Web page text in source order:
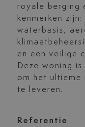
royale berging
kenmerken
waterbasis,
en een veilige
Deze woning
om het ultieme
te leveren.
Referentie